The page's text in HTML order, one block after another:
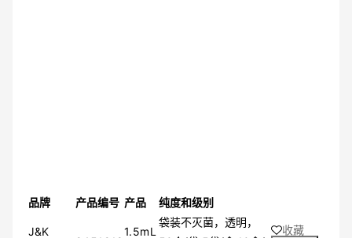
品牌 产品编号 产品 纯度和级别
J&K
1.5mL
袋装不灭菌，透明，
收藏